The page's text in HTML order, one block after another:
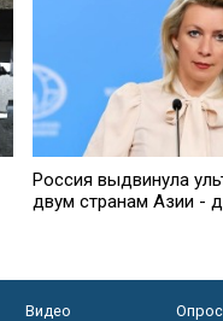
Россия выдвинула
двум странам Азии -
Видео